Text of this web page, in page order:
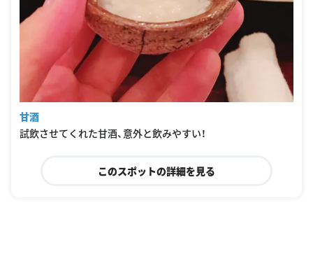
甘酒
試飲させてくれた甘酒、意外と飲みやすい！
このスポットの詳細を見る